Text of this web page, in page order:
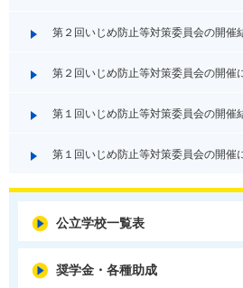
第２回いじめ防止等対策委員会の開催
第２回いじめ防止等対策委員会の開催
第１回いじめ防止等対策委員会の開催
第１回いじめ防止等対策委員会の開催
公立学校一覧表
奨学金・各種助成